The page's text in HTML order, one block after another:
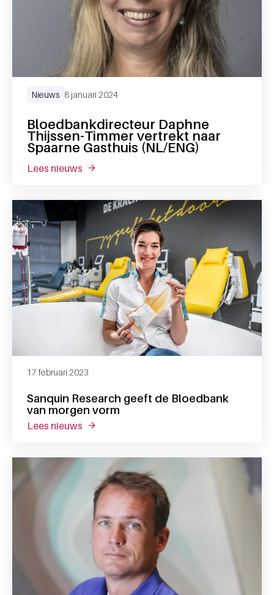
Bloedbankdirecteur Daphne
Thijssen-Timmer vertrekt naar
Spaarne Gasthuis (NL/ENG)
Nieuws 8 januari 2024
lees nieuws over bloedbankdirecteur daphne
Sanquin Research geeft de Bloedbank
van morgen vorm
17 februari 2023
lees nieuws over sanquin research geeft de bloedbank